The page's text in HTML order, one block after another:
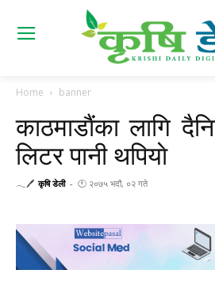
Home banner
काठमाडाैंका लागि
लिटर पानी थपियाे
𓂃🖊 कृषि डेली - 🕚 २०७५ भदौ, ०२ गते